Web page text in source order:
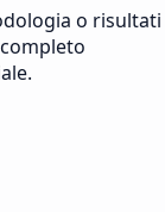
o risultati